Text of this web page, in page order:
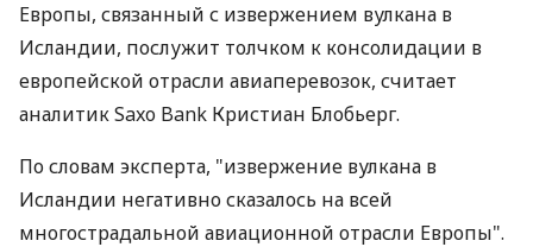
Европы, связанный с извержением вулкана в
Исландии, послужит толчком к консолидации в
европейской отрасли авиаперевозок, считает
аналитик Saxo Bank Кристиан Блобьерг.
По словам эксперта, "извержение вулкана в
Исландии негативно сказалось на всей
многострадальной авиационной отрасли Европы".